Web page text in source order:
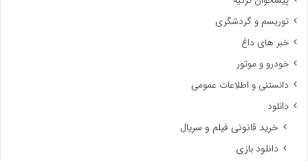
توریسم و گردشگری
خبر های داغ
خودرو و موتور
دانستنی و اطلاعات عمومی
دانلود
خرید قانونی فیلم و سریال
دانلود بازی